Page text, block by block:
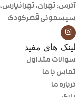
آدرس: تهران،
سیسمونی قصرکودک
لینک های مفید
سوالات متداول
تماس با ما
درباره ما